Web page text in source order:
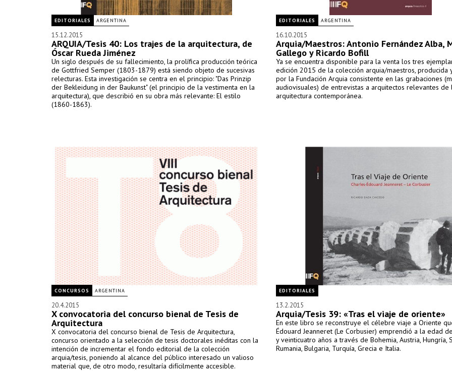
EDITORIALES ARGENTINA
15.12.2015
ARQUIA/Tesis 40: Los trajes de la arquitectura, de
Óscar Rueda Jiménez
Un siglo después de su fallecimiento, la prolífica producción teórica
de Gottfried Semper (1803-1879) está siendo objeto de sucesivas
relecturas. Esta investigación se centra en el principio: "Das Prinzip
der Bekleidung in der Baukunst" (el principio de la vestimenta en la
arquitectura), que describió en su obra más relevante: El estilo
(1860-1863).
EDITORIALES ARGENTINA
16.10.2015
Arquia/Maestros: Antonio Fernández Alba,
Gallego y Ricardo Bofill
Ya se encuentra disponible para la venta los tres
edición 2015 de la colección arquia/maestros, producida
por la Fundación Arquia consistente en las grabaciones
audiovisuales) de entrevistas a arquitectos relevantes de
arquitectura contemporánea.
CONCURSOS ARGENTINA
20.4.2015
X convocatoria del concurso bienal de Tesis de
Arquitectura
X convocatoria del concurso bienal de Tesis de Arquitectura,
concurso orientado a la selección de tesis doctorales inéditas con la
intención de incrementar el fondo editorial de la colección
arquia/tesis, poniendo al alcance del público interesado un valioso
material que, de otro modo, resultaría difícilmente accesible.
EDITORIALES
13.2.2015
Arquia/Tesis 39: «Tras el viaje de oriente»
En este libro se reconstruye el célebre viaje a Oriente
Édouard Jeanneret (Le Corbusier) emprendió a la edad
y veinticuatro años a través de Bohemia, Austria, Hungría,
Rumania, Bulgaria, Turquía, Grecia e Italia.